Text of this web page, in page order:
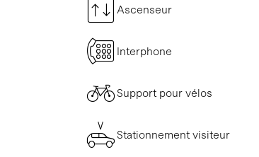
Ascenseur
Interphone
Support pour vélos
Stationnement visiteur